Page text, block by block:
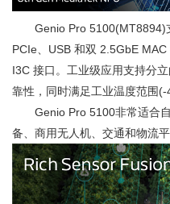
Genio Pro 5100(MT8894)
PCIe、USB 和双 2.5GbE MAC
I3C 接口。工业级应用支持分
靠性，同时满足工业温度范围
Genio Pro 5100非常适合自
备、商用无人机、交通和物流